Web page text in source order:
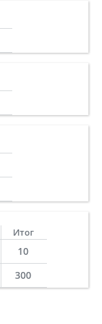
Итог
10
300